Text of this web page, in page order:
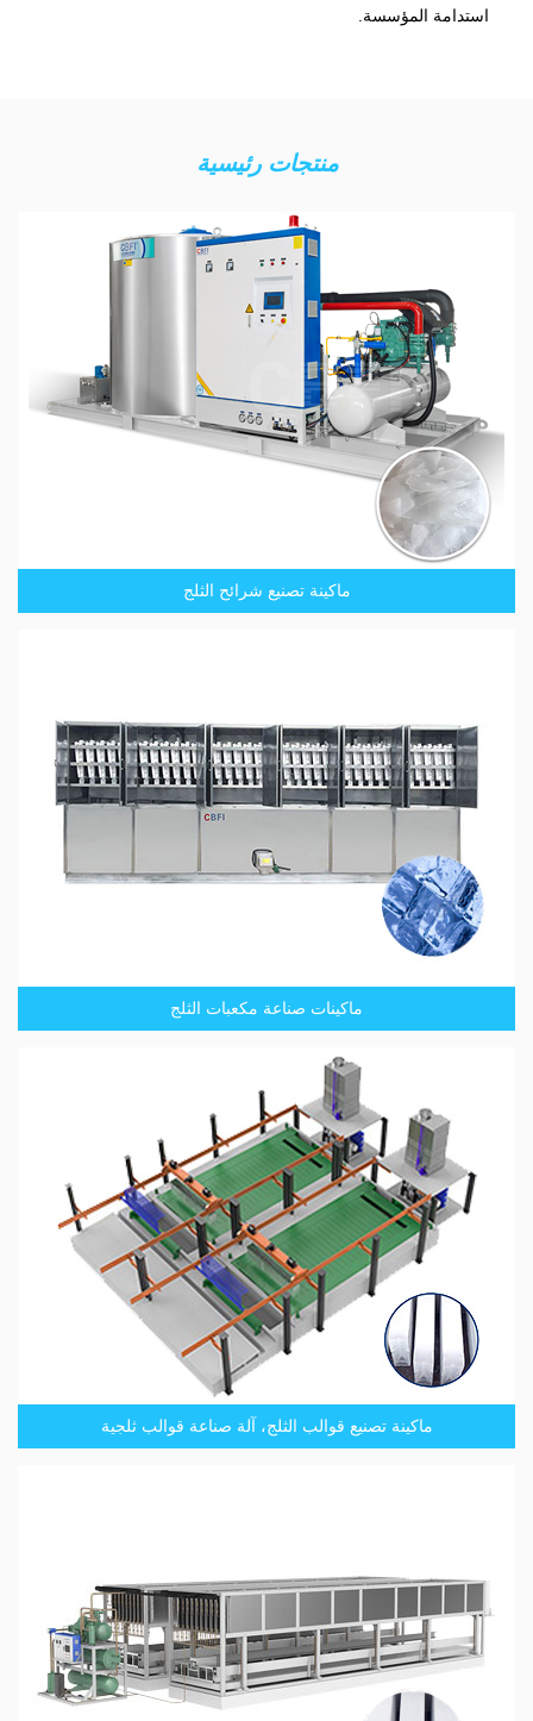
استدامة المؤسسة.
منتجات رئيسية
ماكينة تصنيع شرائح الثلج
ماكينات صناعة مكعبات الثلج
ماكينة تصنيع قوالب الثلج، آلة صناعة قوالب ثلجية